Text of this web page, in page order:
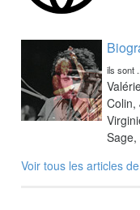
ils sont
Colin,
Voir tous les articles